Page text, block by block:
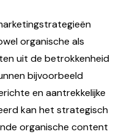
organische als
uit de betrokkenheid
bijvoorbeeld
en aantrekkelijke
kan het strategisch
organische content